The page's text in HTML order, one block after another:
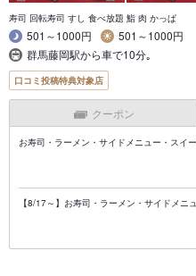
寿司 回転寿司 すし 食べ放題 鮨 肉 かっぱ
501～1000円
501～1000円
群馬藤岡駅から車で10分｡
口コミ投稿特典対象店
クーポン
お寿司・ラーメン・サイドメニュー・スイ
【8/17～】お寿司・ラーメン・サイドメニ